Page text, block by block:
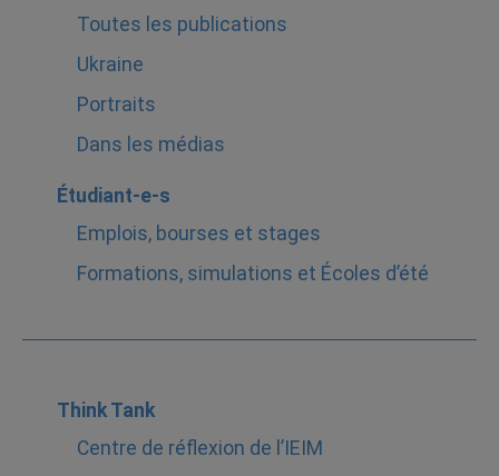
Toutes les publications
Ukraine
Portraits
Dans les médias
Étudiant-e-s
Emplois, bourses et stages
Formations, simulations et Écoles d’été
Think Tank
Centre de réflexion de l’IEIM